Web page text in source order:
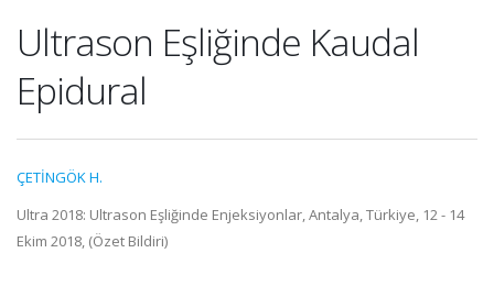
Ultrason Eşliğinde Kaudal
Epidural
ÇETİNGÖK H.
Ultra 2018: Ultrason Eşliğinde Enjeksiyonlar, Antalya, Türkiye, 12 - 14
Ekim 2018, (Özet Bildiri)